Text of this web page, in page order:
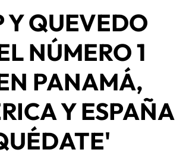
Y QUEVEDO
NÚMERO 1
PANAMÁ,
Y ESPAÑA